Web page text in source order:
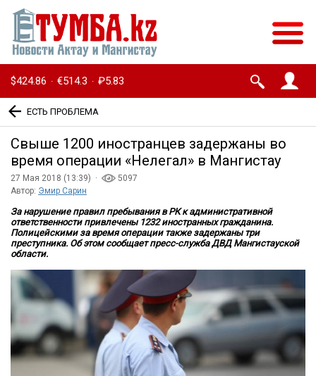
$424.86 · €514.3 · ₽5.83
ЕСТЬ ПРОБЛЕМА
Свыше 1200 иностранцев задержаны во
время операции «Нелегал» в Мангистау
27 Мая 2018 (13:39) ·
5097
Автор: Эмир Сарин
За нарушение правил пребывания в РК к административной
ответственности привлечены 1232 иностранных гражданина.
Полицейскими за время операции также задержаны три
преступника. Об этом сообщает пресс-служба ДВД Мангистауской
области.